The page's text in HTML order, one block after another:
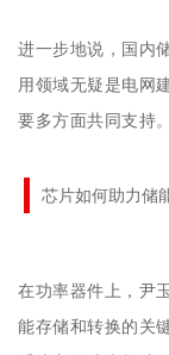
进一步地说，国内
用领域无疑是电网
要多方面共同支持。
芯片如何助力储
在功率器件上，尹
能存储和转换的关